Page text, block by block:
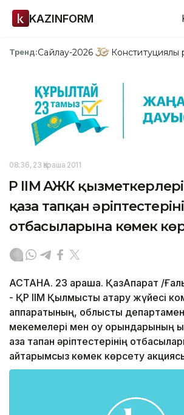
KAZINFORM
Тренд:Сайлау-2026
08:36, 23 Қараша 2011
ҚР ІІМ ҚАЖК
қаза тапқан
отбасыларына көмек
АСТАНА. 23 қараша. ҚазАқпарат /
- ҚР ІІМ Қылмыстық атқару жүйесі
аппаратының, облыстық
мекемелері мен оқу орындарының
қаза тапқан әріптестерінің
қайтарымсыз көмек көрсету